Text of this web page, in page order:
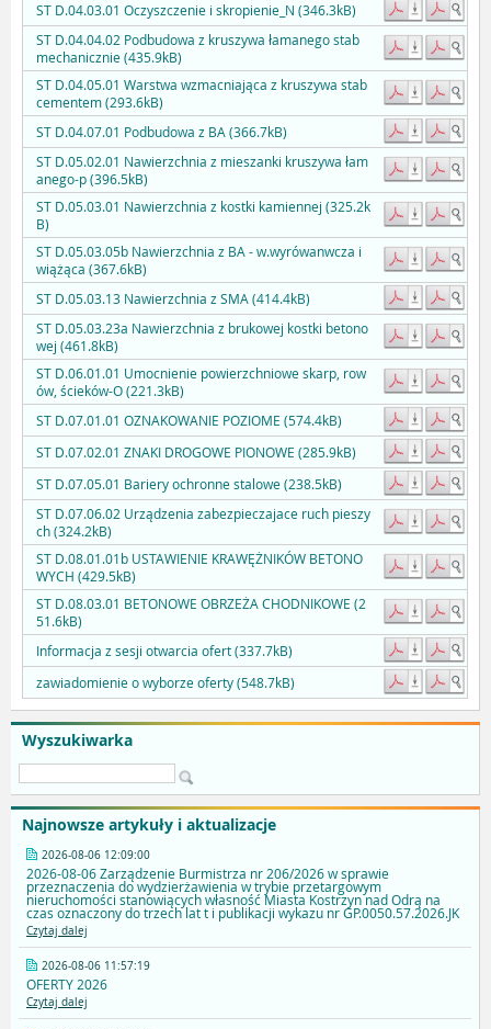
Wyszukiwarka
Najnowsze artykuły i aktualizacje
2026-08-06 12:09:00
2026-08-06 Zarządzenie Burmistrza nr 206/2026 w sprawie
przeznaczenia do wydzierżawienia w trybie przetargowym
nieruchomości stanowiących własność Miasta Kostrzyn nad Odrą na
czas oznaczony do trzech lat t i publikacji wykazu nr GP.0050.57.2026.JK
Czytaj dalej
2026-08-06 11:57:19
OFERTY 2026
Czytaj dalej
ST D.04.03.01 Oczyszczenie i skropienie_N (346.3kB)
ST D.04.04.02 Podbudowa z kruszywa łamanego stab
mechanicznie (435.9kB)
ST D.04.05.01 Warstwa wzmacniająca z kruszywa stab
cementem (293.6kB)
ST D.04.07.01 Podbudowa z BA (366.7kB)
ST D.05.02.01 Nawierzchnia z mieszanki kruszywa łam
anego-p (396.5kB)
ST D.05.03.01 Nawierzchnia z kostki kamiennej (325.2k
B)
ST D.05.03.05b Nawierzchnia z BA - w.wyrówanwcza i
wiążąca (367.6kB)
ST D.05.03.13 Nawierzchnia z SMA (414.4kB)
ST D.05.03.23a Nawierzchnia z brukowej kostki betono
wej (461.8kB)
ST D.06.01.01 Umocnienie powierzchniowe skarp, row
ów, ścieków-O (221.3kB)
ST D.07.01.01 OZNAKOWANIE POZIOME (574.4kB)
ST D.07.02.01 ZNAKI DROGOWE PIONOWE (285.9kB)
ST D.07.05.01 Bariery ochronne stalowe (238.5kB)
ST D.07.06.02 Urządzenia zabezpieczajace ruch pieszy
ch (324.2kB)
ST D.08.01.01b USTAWIENIE KRAWĘŻNIKÓW BETONO
WYCH (429.5kB)
ST D.08.03.01 BETONOWE OBRZEŻA CHODNIKOWE (2
51.6kB)
Informacja z sesji otwarcia ofert (337.7kB)
zawiadomienie o wyborze oferty (548.7kB)